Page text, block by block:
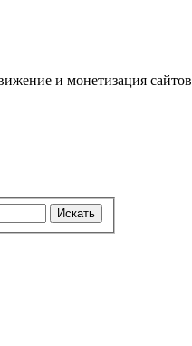
и монетизация сайтов